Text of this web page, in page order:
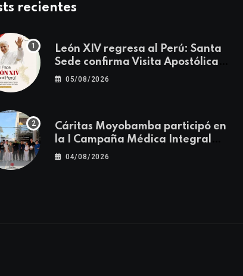
recientes
León XIV regresa al Perú: Santa
Sede confirma Visita Apostólica
del 11 al 17 de noviembre
05/08/2026
Cáritas Moyobamba participó en
la I Campaña Médica Integral
Gratuita llevando salud y
04/08/2026